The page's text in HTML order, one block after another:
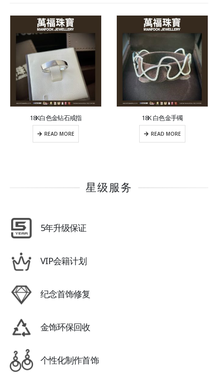
18K白色金钻石戒指
READ MORE
18K 白色金手镯
READ MORE
星级服务
5年升级保证
VIP会籍计划
纪念首饰修复
金饰环保回收
个性化制作首饰